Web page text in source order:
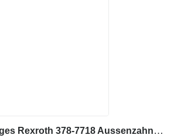
Pompe à engrenages Rexroth 378-7718 Aussenzahnradpumpe, 494-7237, CAT 6015B 370-1561 pour excavateur Caterpillar 6015B